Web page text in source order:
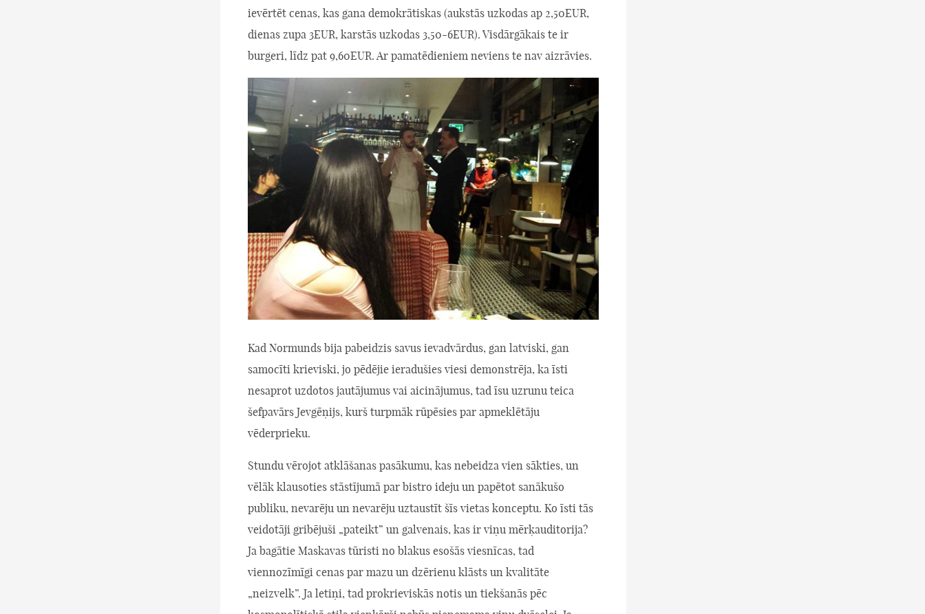
ievērtēt cenas, kas gana demokrātiskas (aukstās uzkodas ap 2,50EUR,
dienas zupa 3EUR, karstās uzkodas 3,50-6EUR). Visdārgākais te ir
burgeri, līdz pat 9,60EUR. Ar pamatēdieniem neviens te nav aizrāvies.
Kad Normunds bija pabeidzis savus ievadvārdus, gan latviski, gan
samocīti krieviski, jo pēdējie ieradušies viesi demonstrēja, ka īsti
nesaprot uzdotos jautājumus vai aicinājumus, tad īsu uzrunu teica
šefpavārs Jevgēņijs, kurš turpmāk rūpēsies par apmeklētāju
vēderprieku.
Stundu vērojot atklāšanas pasākumu, kas nebeidza vien sākties, un
vēlāk klausoties stāstījumā par bistro ideju un papētot sanākušo
publiku, nevarēju un nevarēju uztaustīt šīs vietas konceptu. Ko īsti tās
veidotāji gribējuši „pateikt” un galvenais, kas ir viņu mērķauditorija?
Ja bagātie Maskavas tūristi no blakus esošās viesnīcas, tad
viennozīmīgi cenas par mazu un dzērienu klāsts un kvalitāte
„neizvelk”. Ja letiņi, tad prokrieviskās notis un tiekšanās pēc